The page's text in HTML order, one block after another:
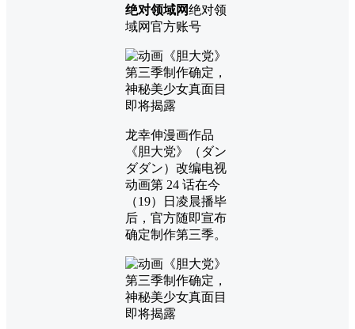
绝对领域网绝对领
域网官方账号
龙幸伸漫画作品
《胆大党》（ダン
ダダン）改编电视
动画第 24 话在今
（19）日凌晨播毕
后，官方随即宣布
确定制作第三季。